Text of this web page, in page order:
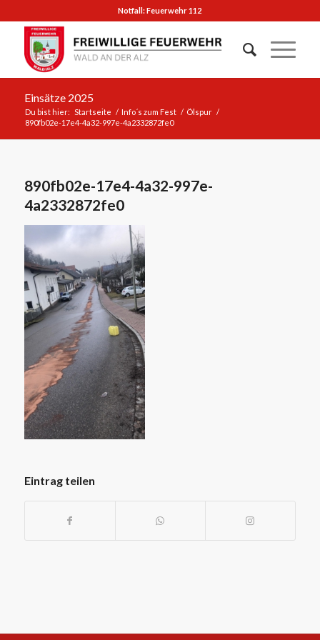
Notfall: Feuerwehr 112
Einsätze 2025
Du bist hier: Startseite / Info´s zum Fest / Ölspur /
890fb02e-17e4-4a32-997e-4a2332872fe0
890fb02e-17e4-4a32-997e-
4a2332872fe0
Eintrag teilen